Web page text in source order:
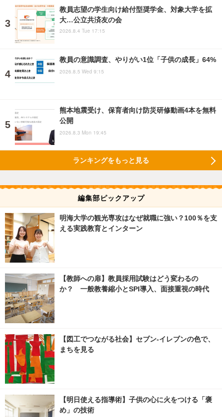
教員志望の学生向け給付型奨学金、対象大学を拡
大…公立共済友の会
2026.8.4 Tue 17:15
教員の意識調査、やりがい1位「子供の成長」64%
2026.8.5 Wed 9:15
熊本地震受け、保育者向け防災研修動画4本を無料
公開
2026.8.3 Mon 19:45
ランキングをもっと見る
編集部ピックアップ
明海大学の観光専攻はなぜ就職に強い？100％を支
える実践教育とインターン
【教師への扉】教員採用試験はどう変わるの
か？ 一般教養縮小とSPI導入、面接重視の時代
【図工でつながる社会】セブン‐イレブンの色で、
まちを見る
【明日使える指導術】子供の心に火をつける「褒
め」の技術